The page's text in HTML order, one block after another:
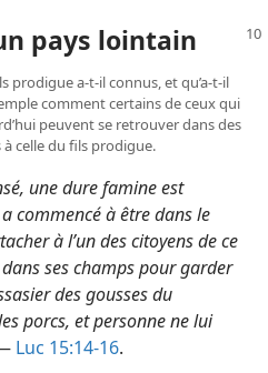
pays lointain
prodigue a-​t-​il connus, et qu’a-​t-​il
comment certains de ceux qui
peuvent se retrouver dans des
celle du fils prodigue.
une dure famine est
commencé à être dans le
à l’un des citoyens de ce
dans ses champs pour garder
des gousses du
porcs, et personne ne lui
Luc 15:14-16.